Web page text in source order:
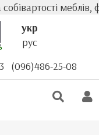
меблів,
укр
рус
(096)486-25-08